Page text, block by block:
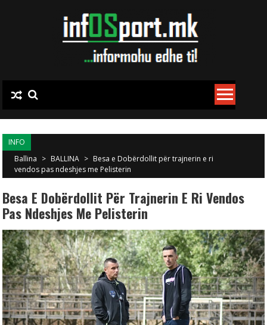
INFO
Ballina > BALLINA > Besa e Dobërdollit për trajnerin e ri
vendos pas ndeshjes me Pelisterin
Besa E Dobërdollit Për Trajnerin E Ri Vendos
Pas Ndeshjes Me Pelisterin